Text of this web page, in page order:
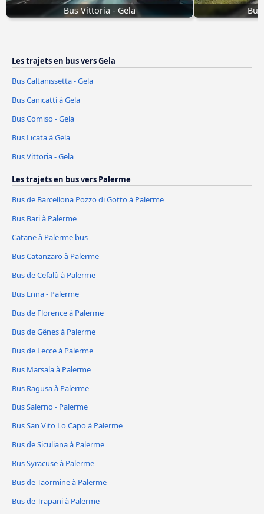
Bus Vittoria - Gela
Les trajets en bus vers Gela
Bus Caltanissetta - Gela
Bus Canicattì à Gela
Bus Comiso - Gela
Bus Licata à Gela
Bus Vittoria - Gela
Les trajets en bus vers Palerme
Bus de Barcellona Pozzo di Gotto à Palerme
Bus Bari à Palerme
Catane à Palerme bus
Bus Catanzaro à Palerme
Bus de Cefalù à Palerme
Bus Enna - Palerme
Bus de Florence à Palerme
Bus de Gênes à Palerme
Bus de Lecce à Palerme
Bus Marsala à Palerme
Bus Ragusa à Palerme
Bus Salerno - Palerme
Bus San Vito Lo Capo à Palerme
Bus de Siculiana à Palerme
Bus Syracuse à Palerme
Bus de Taormine à Palerme
Bus de Trapani à Palerme